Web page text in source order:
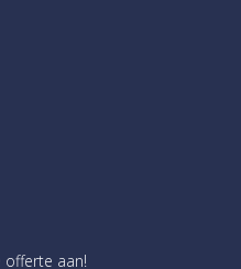
offerte aan!